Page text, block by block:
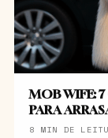
MOB WIFE:
PARA
8 MIN DE